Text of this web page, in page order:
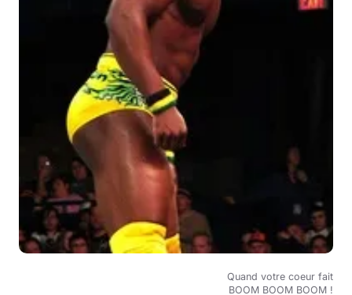
Quand votre coeur fait
BOOM BOOM BOOM !